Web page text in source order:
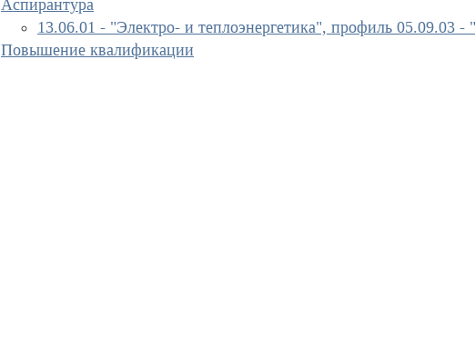
Аспирантура
13.06.01 - "Электро- и теплоэнергетика", профиль 05.09.03
Повышение квалификации